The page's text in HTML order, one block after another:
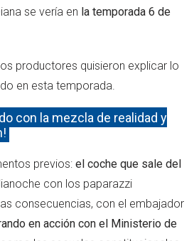
se vería en la temporada 6 de
productores quisieron explicar lo
en esta temporada.
con la mezcla de realidad y
previos: el coche que sale del
con los paparazzi
consecuencias, con el embajador
en acción con el Ministerio de